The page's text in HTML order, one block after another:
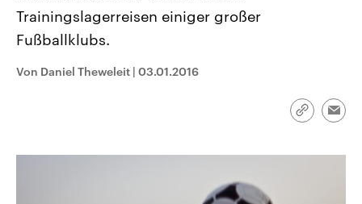
Umfragen, Prognosen,
Wahlprogramme, aktuelle Berichte
und Hintergründe zu den Parteien
Wahl.
Sendungen
Trainingslagerreisen einiger großer
Fußballklubs.
Von Daniel Theweleit | 03.01.2016
Link